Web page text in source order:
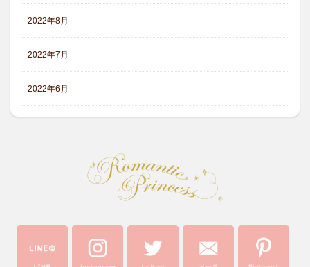
2022年8月
2022年7月
2022年6月